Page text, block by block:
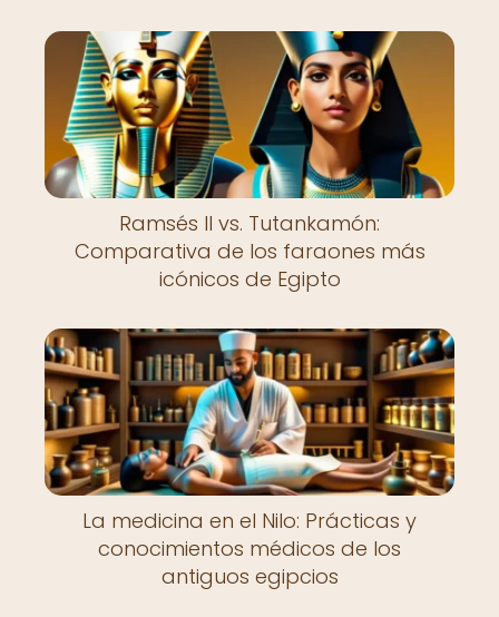
Ramsés II vs. Tutankamón:
Comparativa de los faraones más
icónicos de Egipto
La medicina en el Nilo: Prácticas y
conocimientos médicos de los
antiguos egipcios